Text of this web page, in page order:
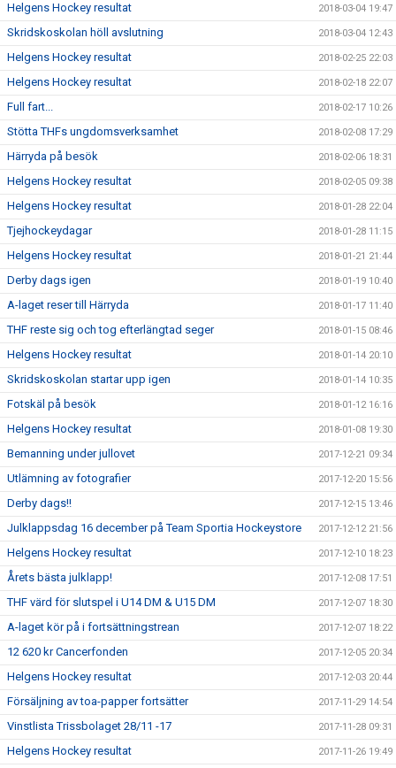
Helgens Hockey resultat 2018-03-04 19:47
Skridskoskolan höll avslutning 2018-03-04 12:43
Helgens Hockey resultat 2018-02-25 22:03
Helgens Hockey resultat 2018-02-18 22:07
Full fart... 2018-02-17 10:26
Stötta THFs ungdomsverksamhet 2018-02-08 17:29
Härryda på besök 2018-02-06 18:31
Helgens Hockey resultat 2018-02-05 09:38
Helgens Hockey resultat 2018-01-28 22:04
Tjejhockeydagar 2018-01-28 11:15
Helgens Hockey resultat 2018-01-21 21:44
Derby dags igen 2018-01-19 10:40
A-laget reser till Härryda 2018-01-17 11:40
THF reste sig och tog efterlängtad seger 2018-01-15 08:46
Helgens Hockey resultat 2018-01-14 20:10
Skridskoskolan startar upp igen 2018-01-14 10:35
Fotskäl på besök 2018-01-12 16:16
Helgens Hockey resultat 2018-01-08 19:30
Bemanning under jullovet 2017-12-21 09:34
Utlämning av fotografier 2017-12-20 15:56
Derby dags!! 2017-12-15 13:46
Julklappsdag 16 december på Team Sportia Hockeystore 2017-12-12 21:56
Helgens Hockey resultat 2017-12-10 18:23
Årets bästa julklapp! 2017-12-08 17:51
THF värd för slutspel i U14 DM & U15 DM 2017-12-07 18:30
A-laget kör på i fortsättningstrean 2017-12-07 18:22
12 620 kr Cancerfonden 2017-12-05 20:34
Helgens Hockey resultat 2017-12-03 20:44
Försäljning av toa-papper fortsätter 2017-11-29 14:54
Vinstlista Trissbolaget 28/11 -17 2017-11-28 09:31
Helgens Hockey resultat 2017-11-26 19:49